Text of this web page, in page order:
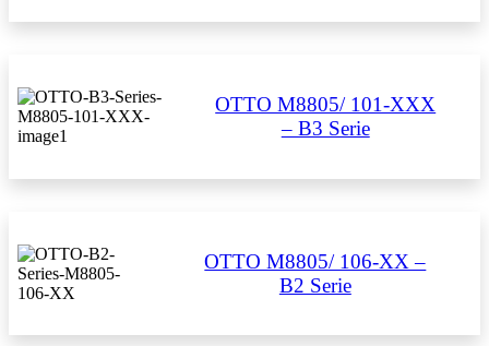
OTTO M8805/ 101-XXX
– B3 Serie
OTTO M8805/ 106-XX –
B2 Serie